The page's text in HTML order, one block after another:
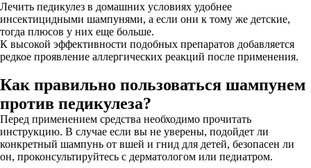
Лечить педикулез в домашних условиях удобнее
инсектицидными шампунями, а если они к тому же детские,
тогда плюсов у них еще больше.
К высокой эффективности подобных препаратов добавляется
редкое проявление аллергических реакций после применения.
Как правильно пользоваться шампунем
против педикулеза?
Перед применением средства необходимо прочитать
инструкцию. В случае если вы не уверены, подойдет ли
конкретный шампунь от вшей и гнид для детей, безопасен ли
он, проконсультируйтесь с дерматологом или педиатром.